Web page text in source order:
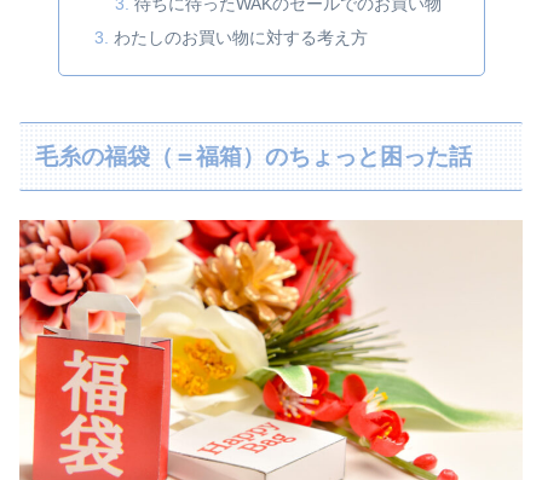
待ちに待ったWAKのセールでのお買い物
わたしのお買い物に対する考え方
毛糸の福袋（＝福箱）のちょっと困った話